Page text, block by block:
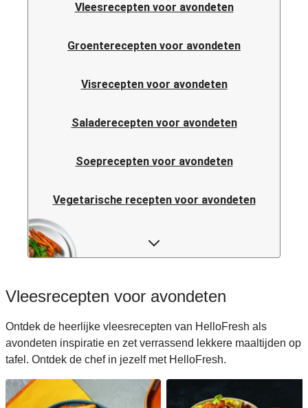
Vleesrecepten voor avondeten
Groenterecepten voor avondeten
Visrecepten voor avondeten
Saladerecepten voor avondeten
Soeprecepten voor avondeten
Vegetarische recepten voor avondeten
Pastarecepten voor avondeten
Italiaanse recepten voor avondeten
Japanse recepten voor avondeten
Vleesrecepten voor avondeten
Ontdek de heerlijke vleesrecepten van HelloFresh als
avondeten inspiratie en zet verrassend lekkere maaltijden op
tafel. Ontdek de chef in jezelf met HelloFresh.